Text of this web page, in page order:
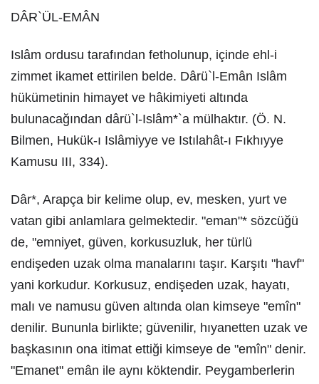
DÂR`ÜL-EMÂN
Islâm ordusu tarafından fetholunup, içinde ehl-i
zimmet ikamet ettirilen belde. Dârü`l-Emân Islâm
hükümetinin himayet ve hâkimiyeti altında
bulunacağından dârü`l-Islâm*`a mülhaktır. (Ö. N.
Bilmen, Hukük-ı Islâmiyye ve Istılahât-ı Fıkhıyye
Kamusu III, 334).
Dâr*, Arapça bir kelime olup, ev, mesken, yurt ve
vatan gibi anlamlara gelmektedir. "eman"* sözcüğü
de, "emniyet, güven, korkusuzluk, her türlü
endişeden uzak olma manalarını taşır. Karşıtı "havf"
yani korkudur. Korkusuz, endişeden uzak, hayatı,
malı ve namusu güven altında olan kimseye "emîn"
denilir. Bununla birlikte; güvenilir, hıyanetten uzak ve
başkasının ona itimat ettiği kimseye de "emîn" denir.
"Emanet" emân ile aynı köktendir. Peygamberlerin